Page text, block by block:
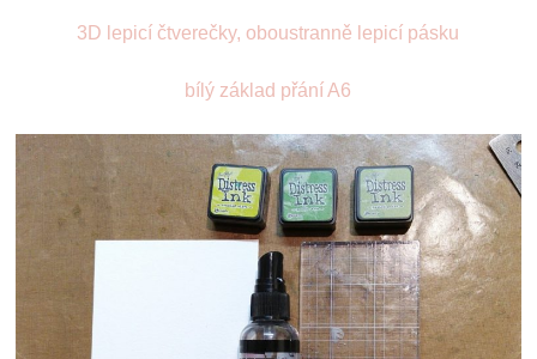
3D lepicí čtverečky, oboustranně lepicí pásku
bílý základ přání A6